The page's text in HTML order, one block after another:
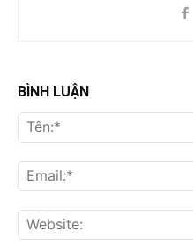
BÌNH LUẬN